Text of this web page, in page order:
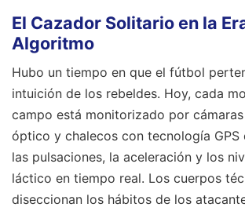
El Cazador Solitario en la
Algoritmo
Hubo un tiempo en que el fútbol
intuición de los rebeldes. Hoy, cada
campo está monitorizado por
óptico y chalecos con tecnología GPS
las pulsaciones, la aceleración y los
láctico en tiempo real. Los cuerpos
diseccionan los hábitos de los